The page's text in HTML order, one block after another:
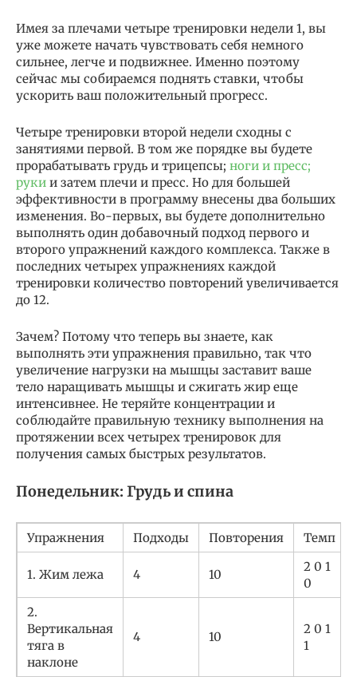
Имея за плечами четыре тренировки недели 1, вы
уже можете начать чувствовать себя немного
сильнее, легче и подвижнее. Именно поэтому
сейчас мы собираемся поднять ставки, чтобы
ускорить ваш положительный прогресс.
Четыре тренировки второй недели сходны с
занятиями первой. В том же порядке вы будете
прорабатывать грудь и трицепсы; ноги и пресс;
руки и затем плечи и пресс. Но для большей
эффективности в программу внесены два больших
изменения. Во-первых, вы будете дополнительно
выполнять один добавочный подход первого и
второго упражнений каждого комплекса. Также в
последних четырех упражнениях каждой
тренировки количество повторений увеличивается
до 12.
Зачем? Потому что теперь вы знаете, как
выполнять эти упражнения правильно, так что
увеличение нагрузки на мышцы заставит ваше
тело наращивать мышцы и сжигать жир еще
интенсивнее. Не теряйте концентрации и
соблюдайте правильную технику выполнения на
протяжении всех четырех тренировок для
получения самых быстрых результатов.
Понедельник: Грудь и спина
Упражнения Подходы Повторения Темп
1. Жим лежа 4 10
2 0 1
0
2.
Вертикальная
тяга в
наклоне
4 10
2 0 1
1